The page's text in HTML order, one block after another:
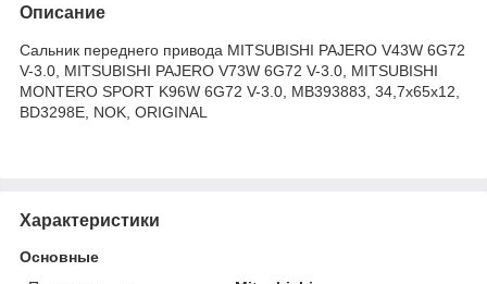
Описание
Сальник переднего привода MITSUBISHI PAJERO V43W 6G72
V-3.0, MITSUBISHI PAJERO V73W 6G72 V-3.0, MITSUBISHI
MONTERO SPORT K96W 6G72 V-3.0, MB393883, 34,7x65x12,
BD3298E, NOK, ORIGINAL
Характеристики
Основные